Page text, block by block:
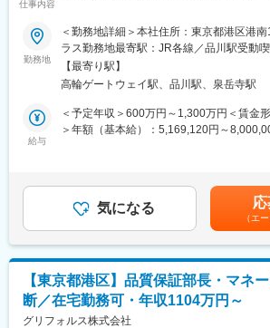
■期待する役割：
・グローバルとローカルの架け橋：グロー
ュニケーションを図り、日本市場の要求仕
メント業務を牽引する。
・サポート・エスカレーション体制の早
・ビジネスへの貢献：サイエンティストと
ーンに持ちながらも、コスト抑制、クロス
会創出など、経営視点を持って製品をマ
変更の範囲：会社の定める業務
仕事内容
「働くを楽しむ」をモットーにキャリア
★コロナ禍以降、医療や検査の意義が更に
する中での積極的な増員採用。
■求人概要：
ロシュ・ダイアグノスティックスの営業
ビス活動を支える基幹データの責任者ポ
■業務内容：
・データ品質維持および監査対応
・業務プロセス標準化およびDX推進
・チームマネジメント（5名規模）
・APAC/欧州とのグローバル連携
勤務地
＜勤務地詳細＞本社住所：東京都港区港
ラス勤務地最寄駅：JR各線／品川駅受動
変更の範囲：会社の定める事業所（リモー
【最寄り駅】
高輪ゲートウェイ駅、品川駅、泉岳寺駅
給与
＜予定年収＞600万円～1,300万円＜賃金
＞年額（基本給）：5,169,120円～
＞有＜残業手当＞有＜給与補足＞※今まで
ます。賃金はあくまでも目安の金額であり
る可能性があります。月給(月額)は固定手
気になる
（エ
【東京都港区】品質保証部長・マネ
断／在宅勤務可・年収1104万円～
グリフォルス株式会社